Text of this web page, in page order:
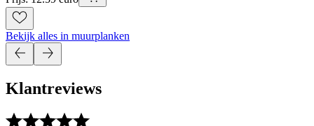
Bekijk alles in muurplanken
Klantreviews